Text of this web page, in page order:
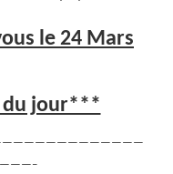
le 24 Mars
du jour***